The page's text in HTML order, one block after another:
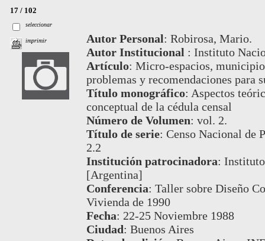
17 / 102
seleccionar
imprimir Autor Personal: Robirosa, Mario.
Autor Institucional : Instituto
Artículo: Micro-espacios,
problemas y recomendaciones para
Título monográfico: Aspectos
conceptual de la cédula censal
Número de Volumen: vol. 2.
Título de serie: Censo Nacional de
2.2
Institución patrocinadora:
[Argentina]
Conferencia: Taller sobre Diseño
Vivienda de 1990
Fecha: 22-25 Noviembre 1988
Ciudad: Buenos Aires